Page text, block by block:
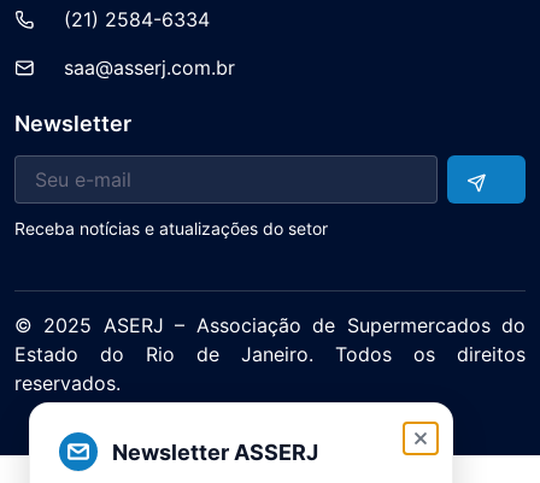
Newsletter ASSERJ
(21) 2584-6334
saa@asserj.com.br
Newsletter
Receba notícias e atualizações do setor
© 2025 ASERJ – Associação de Supermercados do
Estado do Rio de Janeiro. Todos os direitos
reservados.
Política de Privacidade Termos de Uso